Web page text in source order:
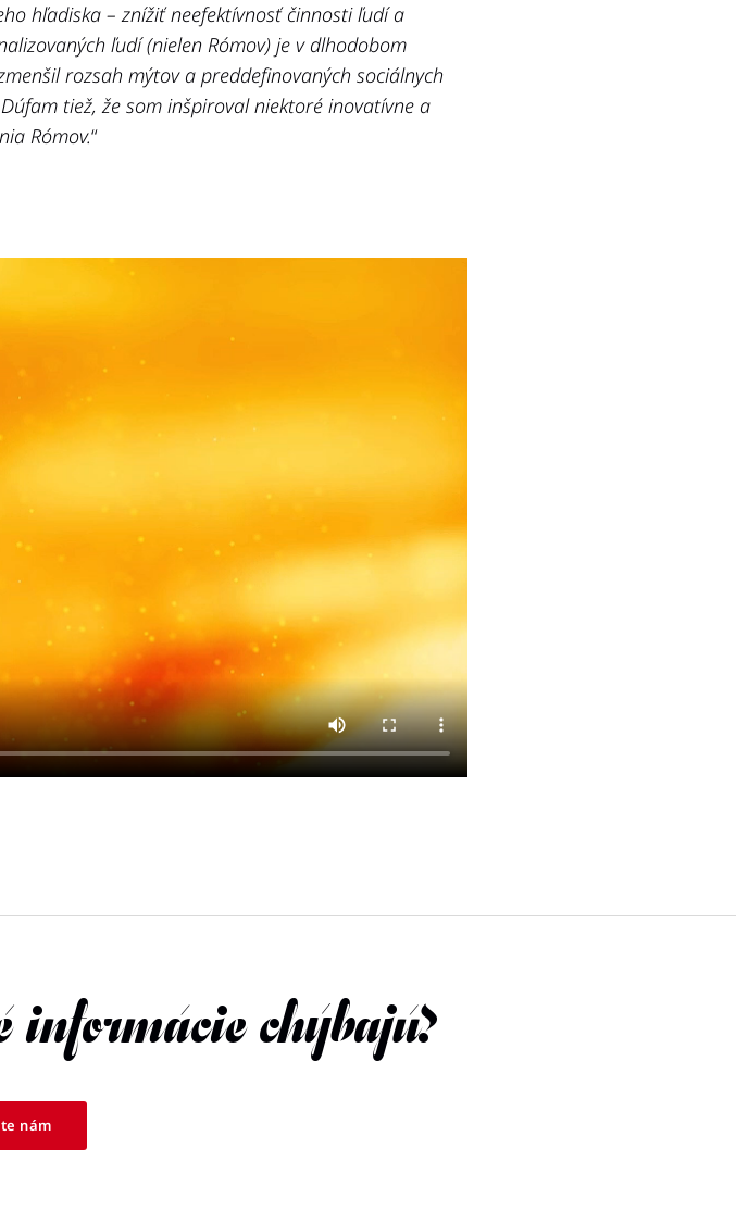
hľadiska – znížiť neefektívnosť činnosti ľudí a
ľudí (nielen Rómov) je v dlhodobom
rozsah mýtov a preddefinovaných sociálnych
tiež, že som inšpiroval niektoré inovatívne a
Rómov.“
chýbajú?
nám